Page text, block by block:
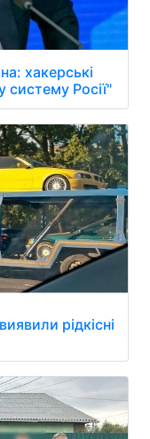
хакерські
систему Росії"
рідкісні